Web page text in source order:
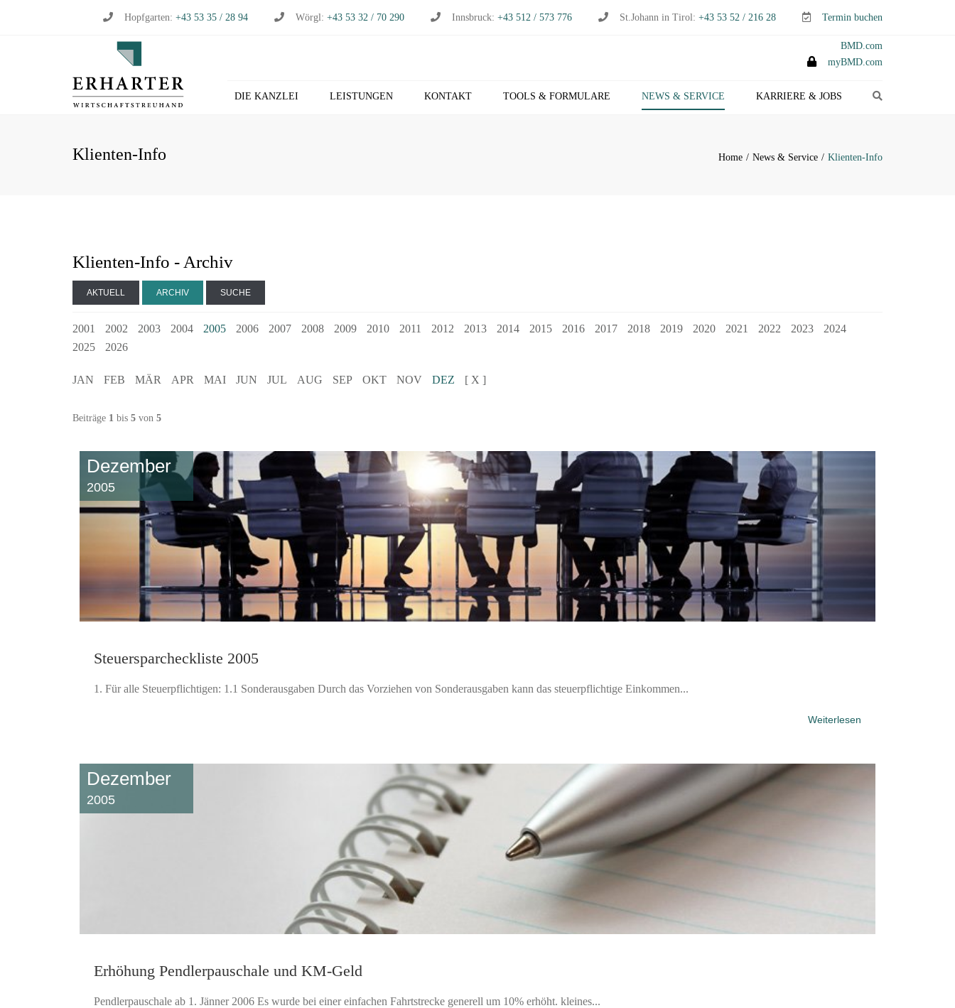
Hopfgarten: +43 53 35 / 28 94 Wörgl: +43 53 32 / 70 290 Innsbruck: +43 512 / 573 776 St.Johann in Tirol: +43 53 52 / 216 28 Termin buchen
BMD.com
myBMD.com
DIE KANZLEI LEISTUNGEN KONTAKT TOOLS & FORMULARE NEWS & SERVICE KARRIERE & JOBS
Klienten-Info Home News & Service Klienten-Info
Klienten-Info - Archiv
AKTUELL ARCHIV SUCHE
2001 2002 2003 2004 2005 2006 2007 2008 2009 2010 2011 2012 2013 2014 2015 2016 2017 2018 2019 2020 2021 2022 2023
2024
2025
2026
JAN FEB MÄR APR MAI JUN JUL AUG SEP OKT NOV DEZ [ X ]
Beiträge 1 bis 5 von 5
Dezember
2005
Steuersparcheckliste 2005
1. Für alle Steuerpflichtigen: 1.1 Sonderausgaben Durch das Vorziehen von Sonderausgaben kann das steuerpflichtige Einkommen...
Weiterlesen
Dezember
2005
Erhöhung Pendlerpauschale und KM-Geld
Pendlerpauschale ab 1. Jänner 2006 Es wurde bei einer einfachen Fahrtstrecke generell um 10% erhöht. kleines...